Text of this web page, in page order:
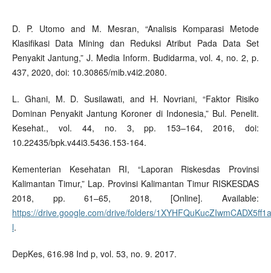
D. P. Utomo and M. Mesran, “Analisis Komparasi Metode
Klasifikasi Data Mining dan Reduksi Atribut Pada Data Set
Penyakit Jantung,” J. Media Inform. Budidarma, vol. 4, no. 2, p.
437, 2020, doi: 10.30865/mib.v4i2.2080.
L. Ghani, M. D. Susilawati, and H. Novriani, “Faktor Risiko
Dominan Penyakit Jantung Koroner di Indonesia,” Bul. Penelit.
Kesehat., vol. 44, no. 3, pp. 153–164, 2016, doi:
10.22435/bpk.v44i3.5436.153-164.
Kementerian Kesehatan RI, “Laporan Riskesdas Provinsi
Kalimantan Timur,” Lap. Provinsi Kalimantan Timur RISKESDAS
2018, pp. 61–65, 2018, [Online]. Available:
https://drive.google.com/drive/folders/
l.
DepKes, 616.98 Ind p, vol. 53, no. 9. 2017.